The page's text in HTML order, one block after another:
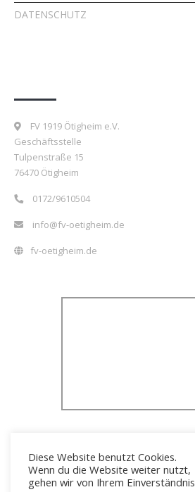
DATENSCHUTZ
FV 1919 Ötigheim e.V.
Geschäftsstelle
Tulpenstraße 15
76470 Ötigheim
0172/9610504
info@fv-oetigheim.de
fv-oetigheim.de
Diese Website benutzt Cookies.
Wenn du die Website weiter nutzt,
gehen wir von Ihrem Einverständnis